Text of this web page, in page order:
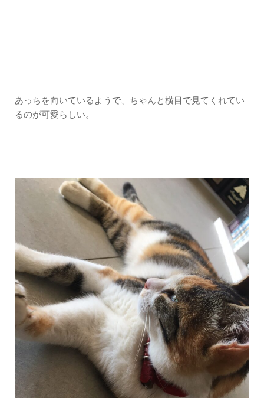
あっちを向いているようで、ちゃんと横目で見てくれてい
るのが可愛らしい。